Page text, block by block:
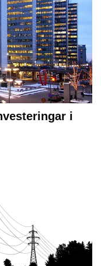
i